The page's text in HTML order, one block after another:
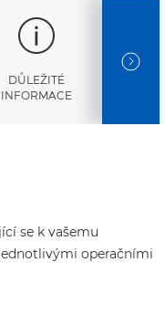
DŮLEŽITÉ
INFORMACE
NEXT
se k vašemu
operačními